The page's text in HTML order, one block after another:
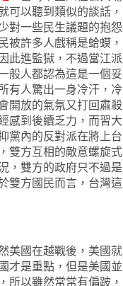
可以聽到類似的談話，
對一些民生議題的抱怨
被許多人戲稱是蛤蟆，
此進監獄，不過當江派
般人都認為這是一個妥
有人驚出一身冷汗，冷
開放的氣氛又打回肅殺
感到後續乏力，而習大
黨內的反對派在將上台
雙方互相的敵意螺旋式
，雙方的政府只不過是
雙方國民而言，台灣這
美國在越戰後，美國就
才是重點，但是美國並
所以雖然常常有偏跛，